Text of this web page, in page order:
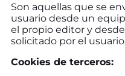
Son aquellas que se
usuario desde un
el propio editor y
solicitado por el
Cookies de terceros: